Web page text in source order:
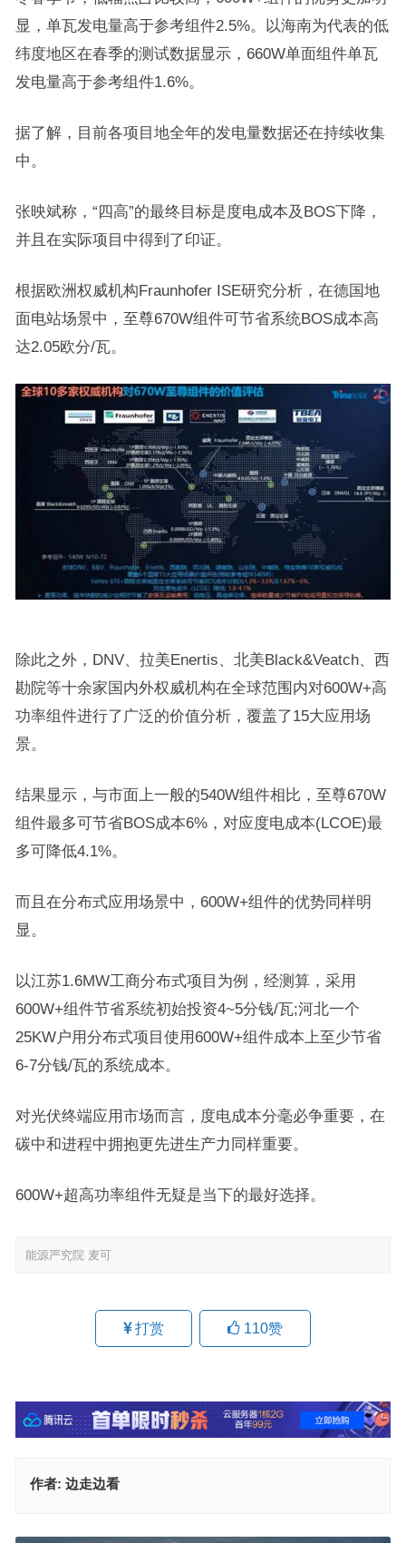
显，单瓦发电量高于参考组件2.5%。以海南为代表的低
纬度地区在春季的测试数据显示，660W单面组件单瓦
发电量高于参考组件1.6%。
据了解，目前各项目地全年的发电量数据还在持续收集
中。
张映斌称，“四高”的最终目标是度电成本及BOS下降，
并且在实际项目中得到了印证。
根据欧洲权威机构Fraunhofer ISE研究分析，在德国地
面电站场景中，至尊670W组件可节省系统BOS成本高
达2.05欧分/瓦。
除此之外，DNV、拉美Enertis、北美Black&Veatch、西
勘院等十余家国内外权威机构在全球范围内对600W+高
功率组件进行了广泛的价值分析，覆盖了15大应用场
景。
结果显示，与市面上一般的540W组件相比，至尊670W
组件最多可节省BOS成本6%，对应度电成本(LCOE)最
多可降低4.1%。
而且在分布式应用场景中，600W+组件的优势同样明
显。
以江苏1.6MW工商分布式项目为例，经测算，采用
600W+组件节省系统初始投资4~5分钱/瓦;河北一个
25KW户用分布式项目使用600W+组件成本上至少节省
6-7分钱/瓦的系统成本。
对光伏终端应用市场而言，度电成本分毫必争重要，在
碳中和进程中拥抱更先进生产力同样重要。
600W+超高功率组件无疑是当下的最好选择。
能源严究院 麦可
打赏 110赞
作者: 边走边看